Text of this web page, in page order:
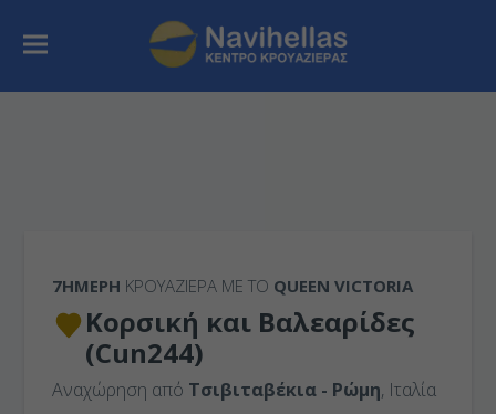
7ΉΜΕΡΗ ΚΡΟΥΑΖΙΕΡΑ ΜΕ ΤΟ QUEEN VICTORIA
Κορσική και Βαλεαρίδες
(Cun244)
Αναχώρηση από Τσιβιταβέκια - Ρώμη, Ιταλία